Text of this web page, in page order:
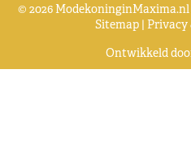
© 2026
Sitemap | Privacy
Ontwikkeld